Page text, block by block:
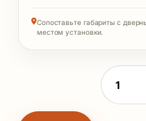
Сопоставьте габариты с
местом установки.